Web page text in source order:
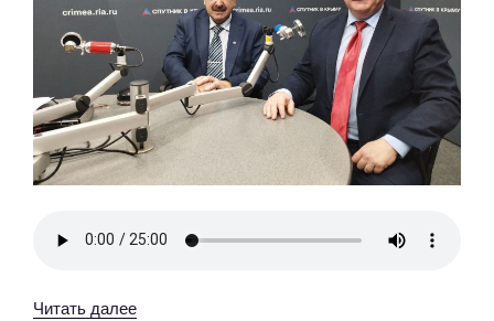
Читать далее«13